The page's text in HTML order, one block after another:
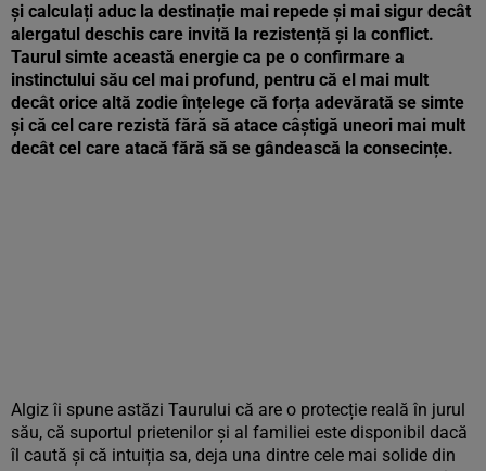
și calculați aduc la destinație mai repede și mai sigur decât
alergatul deschis care invită la rezistență și la conflict.
Taurul simte această energie ca pe o confirmare a
instinctului său cel mai profund, pentru că el mai mult
decât orice altă zodie înțelege că forța adevărată se simte
și că cel care rezistă fără să atace câștigă uneori mai mult
decât cel care atacă fără să se gândească la consecințe.
Algiz îi spune astăzi Taurului că are o protecție reală în jurul
său, că suportul prietenilor și al familiei este disponibil dacă
îl caută și că intuiția sa, deja una dintre cele mai solide din